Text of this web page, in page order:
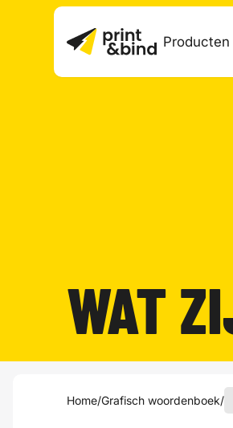
Producten
WAT
Home/Grafisch woordenboek/